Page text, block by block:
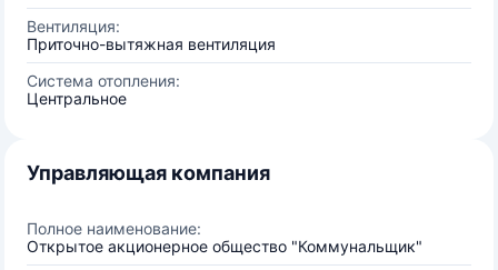
Вентиляция:
Приточно-вытяжная вентиляция
Система отопления:
Центральное
Управляющая компания
Полное наименование:
Открытое акционерное общество "Коммунальщик"